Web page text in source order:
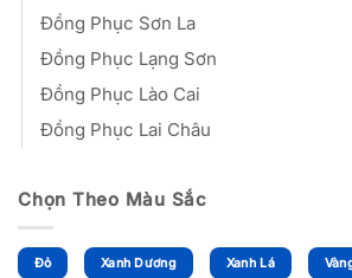
Đồng Phục Sơn La
Đồng Phục Lạng Sơn
Đồng Phục Lào Cai
Đồng Phục Lai Châu
Chọn Theo Màu Sắc
Đỏ Xanh Dương Xanh Lá